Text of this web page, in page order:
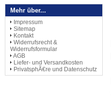
Mehr über...
Impressum
Sitemap
Kontakt
Widerrufsrecht &
Widerrufsformular
AGB
Liefer- und Versandkosten
PrivatsphÃ€re und Datenschutz